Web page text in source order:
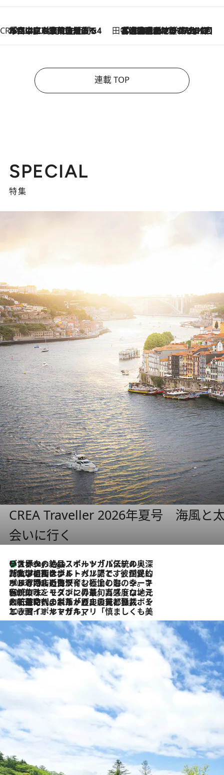
CREA'S CHOICE
2026.8.7
「立川にも歌舞伎があるんだよ」 片岡仁左衛門・市川中車ら豪華座組みで4年目の立川立飛歌舞伎へ 田中稲の勝手に再ブーム
2026.8.7
「湘南乃風に憧れて」観客大盛上がりの“タオル回し”に、ラッパー顔負けの高速歌唱まで…さだまさし（74）のアグレッシブすぎる現在地
連載 TOP
SPECIAL
特集
CREA Traveller 2026年夏号 海風と
会いに行く
3 Hours Ago
リスボンの絶品スイーツ「パステル・デ・ナタ」とは？ポルトガル伝統の奥深い世界へ
2026.7.27
「私の祖国はポルトガル語です」国民的詩人フェルナンド・ペソアと、彼が愛した文学の街を歩く
2026.7.26
ポルトガル近海が育む極上の海の幸。キリリと冷えた白ワインと愉しむ、シーフード専門店の贅沢
2026.7.22
伝統の味をモダンに昇華。高感度な地元客が集う、リスボンの最旬ガストロノミー
2026.7.21
大航海時代の栄華から、震災、独裁、そして革命へ。ポルトガル・首都リスボンの石畳に刻まれた「歴史の光と影」
2026.7.13
エッセイ・ヤマザキマリ「慎ましくも美しき国 ポルトガル」